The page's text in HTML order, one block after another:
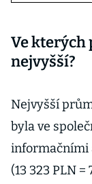
Ve kterých
nejvyšší?
Nejvyšší
byla ve
informačními
(13 323 PLN